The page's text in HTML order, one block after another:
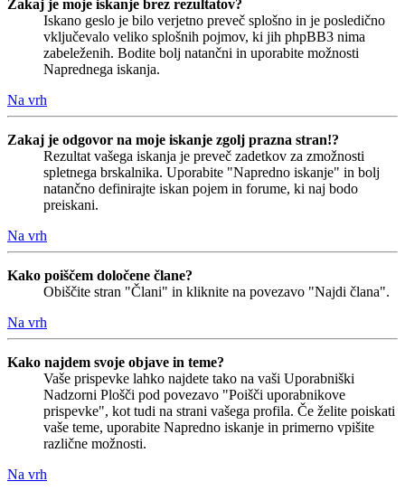
Zakaj je moje iskanje brez rezultatov?
Iskano geslo je bilo verjetno preveč splošno in je posledično
vključevalo veliko splošnih pojmov, ki jih phpBB3 nima
zabeleženih. Bodite bolj natančni in uporabite možnosti
Naprednega iskanja.
Na vrh
Zakaj je odgovor na moje iskanje zgolj prazna stran!?
Rezultat vašega iskanja je preveč zadetkov za zmožnosti
spletnega brskalnika. Uporabite "Napredno iskanje" in bolj
natančno definirajte iskan pojem in forume, ki naj bodo
preiskani.
Na vrh
Kako poiščem določene člane?
Obiščite stran "Člani" in kliknite na povezavo "Najdi člana".
Na vrh
Kako najdem svoje objave in teme?
Vaše prispevke lahko najdete tako na vaši Uporabniški
Nadzorni Plošči pod povezavo "Poišči uporabnikove
prispevke", kot tudi na strani vašega profila. Če želite poiskati
vaše teme, uporabite Napredno iskanje in primerno vpišite
različne možnosti.
Na vrh